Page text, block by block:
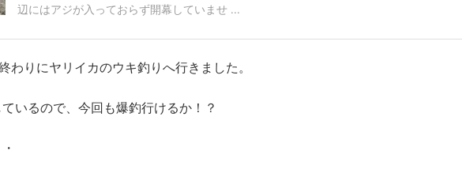
辺にはアジが入っておらず開幕していませ ...
わりにヤリイカのウキ釣りへ行きました。
いるので、今回も爆釣行けるか！？